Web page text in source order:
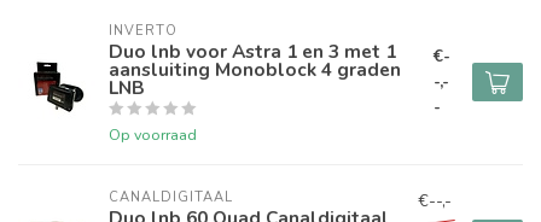
INVERTO
Duo lnb voor Astra 1 en 3 met 1
aansluiting Monoblock 4 graden
LNB
Op voorraad
€-
-,-
-
CANALDIGITAAL
€--,-